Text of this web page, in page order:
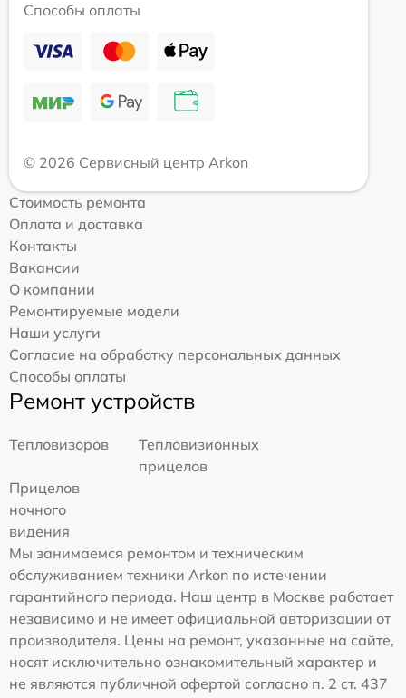
Способы оплаты
© 2026 Сервисный центр Arkon
Стоимость ремонта
Оплата и доставка
Контакты
Вакансии
О компании
Ремонтируемые модели
Наши услуги
Согласие на обработку персональных данных
Способы оплаты
Ремонт устройств
Тепловизоров
Тепловизионных
прицелов
Прицелов
ночного
видения
Мы занимаемся ремонтом и техническим
обслуживанием техники Arkon по истечении
гарантийного периода. Наш центр в Москве работает
независимо и не имеет официальной авторизации от
производителя. Цены на ремонт, указанные на сайте,
носят исключительно ознакомительный характер и
не являются публичной офертой согласно п. 2 ст. 437